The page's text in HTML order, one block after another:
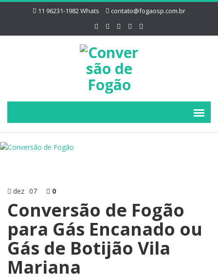
11 96231-1982 Whats contato@fogaosp.com.br
dez 07 0
Conversão de Fogão
para Gás Encanado ou
Gás de Botijão Vila
Mariana